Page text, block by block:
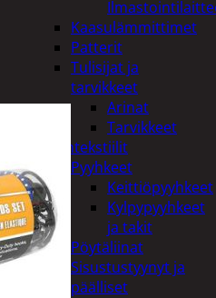
Kaasulämmittimet
Patterit
Tulisijat ja
tarvikkeet
Arinat
Tarvikkeet
Kodintekstiilit
Pyyhkeet
Keittiöpyyhkeet
Kylpypyyhkeet
ja takit
Pöytäliinat
Sisustustyynyt ja
päälliset